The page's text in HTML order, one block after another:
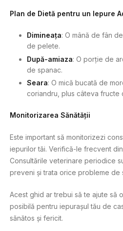
Plan de Dietă pentru un Iepure
Dimineața: O mână de fân
de pelete.
După-amiaza: O porție de
de spanac.
Seara: O mică bucată de
coriandru, plus câteva fructe
Monitorizarea Sănătății
Este important să monitorizezi
iepurilor tăi. Verifică-le frecvent
Consultările veterinare periodice
preveni și trata orice probleme de
Acest ghid ar trebui să te ajute să
posibilă pentru iepurașul tău de
sănătos și fericit.